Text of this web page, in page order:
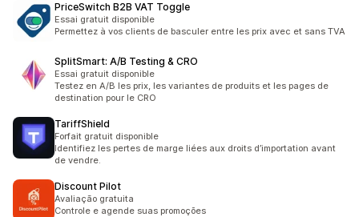
PriceSwitch B2B VAT Toggle
Essai gratuit disponible
Permettez à vos clients de basculer entre les prix avec et sans TVA
SplitSmart: A/B Testing & CRO
Essai gratuit disponible
Testez en A/B les prix, les variantes de produits et les pages de
destination pour le CRO
TariffShield
Forfait gratuit disponible
Identifiez les pertes de marge liées aux droits d’importation avant
de vendre.
Discount Pilot
Avaliação gratuita
Controle e agende suas promoções